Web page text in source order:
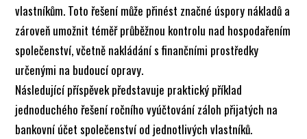
vlastníkům. Toto řešení může přinést značné úspory nákladů a
zároveň umožnit téměř průběžnou kontrolu nad hospodařením
společenství, včetně nakládání s finančními prostředky
určenými na budoucí opravy.
Následující příspěvek představuje praktický příklad
jednoduchého řešení ročního vyúčtování záloh přijatých na
bankovní účet společenství od jednotlivých vlastníků.